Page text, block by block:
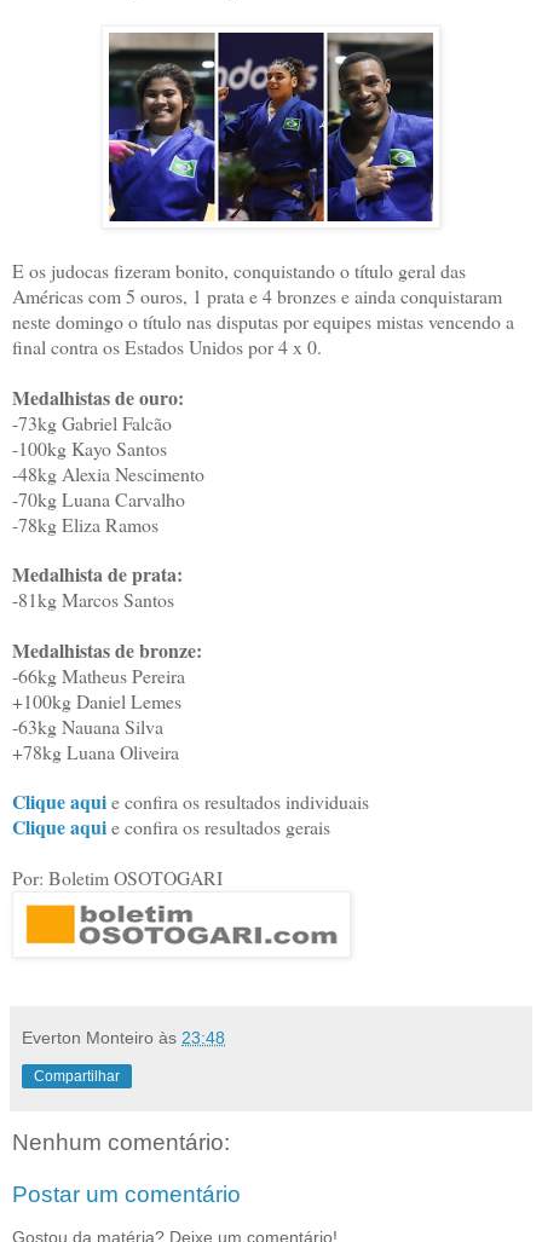
E os judocas fizeram bonito, conquistando o título geral das
Américas com 5 ouros, 1 prata e 4 bronzes e ainda conquistaram
neste domingo o título nas disputas por equipes mistas vencendo a
final contra os Estados Unidos por 4 x 0.
Medalhistas de ouro:
-73kg Gabriel Falcão
-100kg Kayo Santos
-48kg Alexia Nescimento
-70kg Luana Carvalho
-78kg Eliza Ramos
Medalhista de prata:
-81kg Marcos Santos
Medalhistas de bronze:
-66kg Matheus Pereira
+100kg Daniel Lemes
-63kg Nauana Silva
+78kg Luana Oliveira
Clique aquie confira os resultados individuais
Clique aquie confira os resultados gerais
Por: Boletim OSOTOGARI
Everton Monteiro às 23:48
Compartilhar
Nenhum comentário:
Postar um comentário
Gostou da matéria? Deixe um comentário!